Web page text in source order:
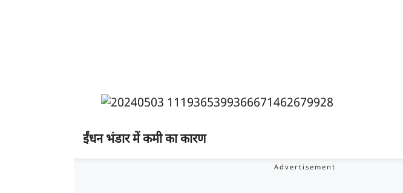
ईंधन भंडार में कमी का कारण